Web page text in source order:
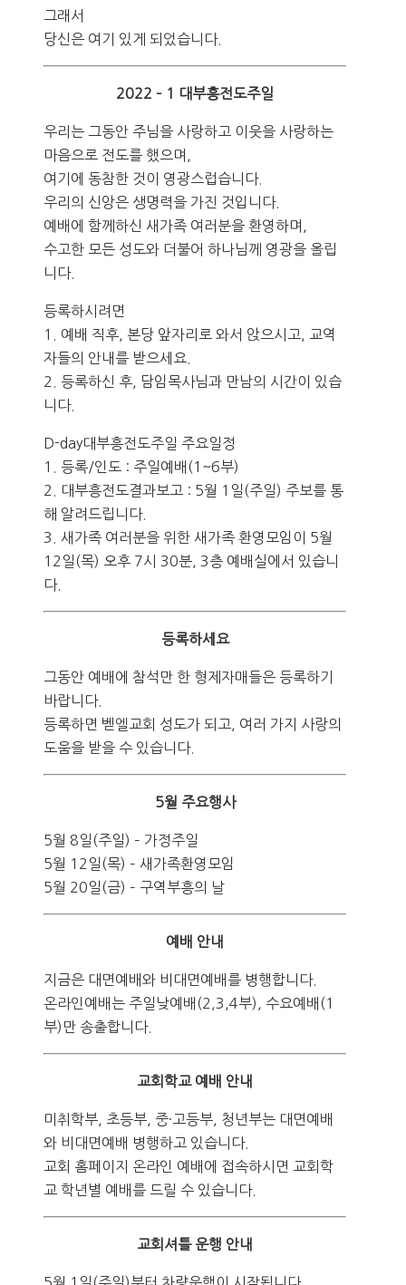
그래서
당신은 여기 있게 되었습니다.
2022 – 1 대부흥전도주일
우리는 그동안 주님을 사랑하고 이웃을 사랑하는
마음으로 전도를 했으며,
여기에 동참한 것이 영광스럽습니다.
우리의 신앙은 생명력을 가진 것입니다.
예배에 함께하신 새가족 여러분을 환영하며,
수고한 모든 성도와 더불어 하나님께 영광을 올립
니다.
등록하시려면
1. 예배 직후, 본당 앞자리로 와서 앉으시고, 교역
자들의 안내를 받으세요.
2. 등록하신 후, 담임목사님과 만남의 시간이 있습
니다.
D-day대부흥전도주일 주요일정
1. 등록/인도 : 주일예배(1~6부)
2. 대부흥전도결과보고 : 5월 1일(주일) 주보를 통
해 알려드립니다.
3. 새가족 여러분을 위한 새가족 환영모임이 5월
12일(목) 오후 7시 30분, 3층 예배실에서 있습니
다.
등록하세요
그동안 예배에 참석만 한 형제자매들은 등록하기
바랍니다.
등록하면 벧엘교회 성도가 되고, 여러 가지 사랑의
도움을 받을 수 있습니다.
5월 주요행사
5월 8일(주일) – 가정주일
5월 12일(목) – 새가족환영모임
5월 20일(금) – 구역부흥의 날
예배 안내
지금은 대면예배와 비대면예배를 병행합니다.
온라인예배는 주일낮예배(2,3,4부), 수요예배(1
부)만 송출합니다.
교회학교 예배 안내
미취학부, 초등부, 중·고등부, 청년부는 대면예배
와 비대면예배 병행하고 있습니다.
교회 홈페이지 온라인 예배에 접속하시면 교회학
교 학년별 예배를 드릴 수 있습니다.
교회셔틀 운행 안내
5월 1일(주일)부터 차량운행이 시작됩니다.